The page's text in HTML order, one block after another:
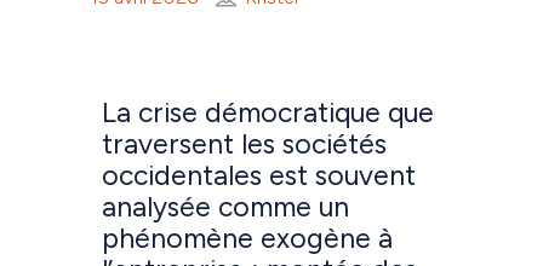
La crise démocratique que
traversent les sociétés
occidentales est souvent
analysée comme un
phénomène exogène à